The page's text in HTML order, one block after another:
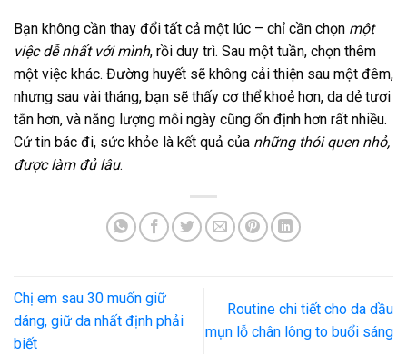
Bạn không cần thay đổi tất cả một lúc – chỉ cần chọn một
việc dễ nhất với mình, rồi duy trì. Sau một tuần, chọn thêm
một việc khác. Đường huyết sẽ không cải thiện sau một đêm,
nhưng sau vài tháng, bạn sẽ thấy cơ thể khoẻ hơn, da dẻ tươi
tắn hơn, và năng lượng mỗi ngày cũng ổn định hơn rất nhiều.
Cứ tin bác đi, sức khỏe là kết quả của những thói quen nhỏ,
được làm đủ lâu.
Chị em sau 30 muốn giữ
dáng, giữ da nhất định phải
biết
Routine chi tiết cho da dầu
mụn lỗ chân lông to buổi sáng